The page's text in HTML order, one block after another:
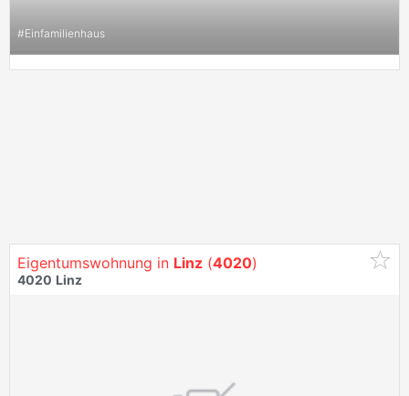
#Einfamilienhaus
Eigentumswohnung in Linz (4020)
4020 Linz